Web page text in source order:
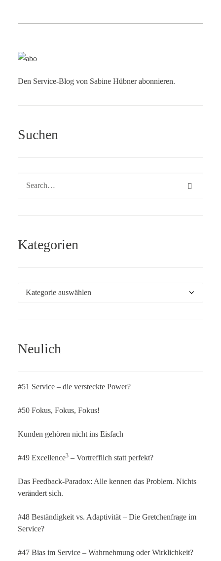
Den Service-Blog von Sabine Hübner abonnieren.
Suchen
Kategorien
Kategorien
Neulich
#51 Service – die versteckte Power?
#50 Fokus, Fokus, Fokus!
Kunden gehören nicht ins Eisfach
#49 Excellence3 – Vortrefflich statt perfekt?
Das Feedback-Paradox: Alle kennen das Problem. Nichts
verändert sich.
#48 Beständigkeit vs. Adaptivität – Die Gretchenfrage im
Service?
#47 Bias im Service – Wahrnehmung oder Wirklichkeit?